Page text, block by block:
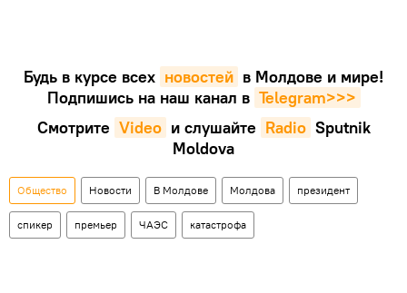
Будь в курсе всех новостей в Молдове и мире!
Подпишись на наш канал в Telegram>>>
Смотрите Video и слушайте Radio Sputnik
Moldova
Общество Новости В Молдове Молдова президент
спикер премьер ЧАЭС катастрофа